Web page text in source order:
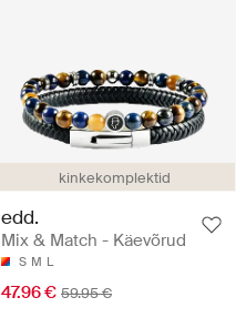
kinkekomplektid
edd.
Mix & Match - Käevõrud
S M L
47.96 € 59.95 €